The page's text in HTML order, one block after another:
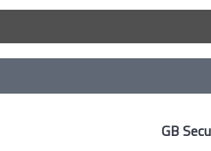
GB